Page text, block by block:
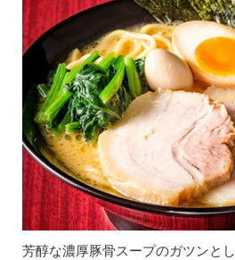
芳醇な濃厚豚骨スープのガツンと